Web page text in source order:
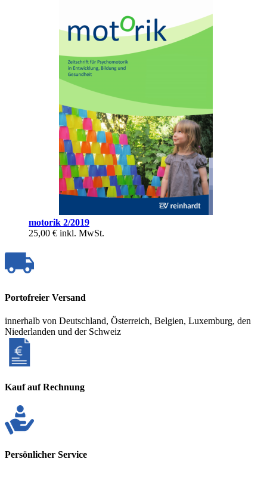
motorik 2/2019
25,00 € inkl. MwSt.
Portofreier Versand
innerhalb von Deutschland, Österreich, Belgien, Luxemburg, den
Niederlanden und der Schweiz
Kauf auf Rechnung
Persönlicher Service